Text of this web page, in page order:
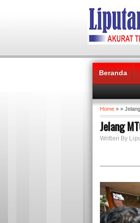
Beranda
Headlines
Home » »
Jelang
Written By